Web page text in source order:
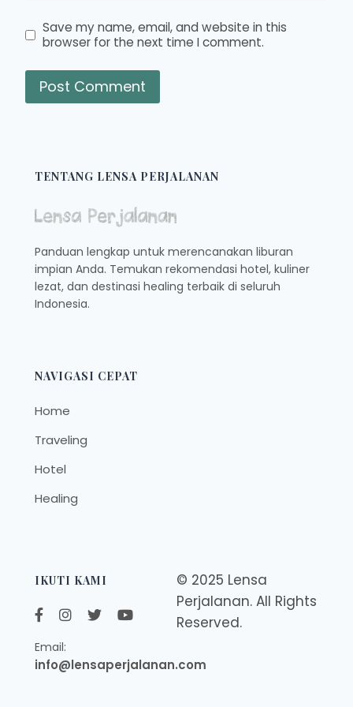
Save my name, email, and website in this
browser for the next time I comment.
TENTANG LENSA PERJALANAN
Panduan lengkap untuk merencanakan liburan
impian Anda. Temukan rekomendasi hotel, kuliner
lezat, dan destinasi healing terbaik di seluruh
Indonesia.
NAVIGASI CEPAT
Home
Traveling
Hotel
Healing
IKUTI KAMI
Email:
info@lensaperjalanan.com
© 2025 Lensa
Perjalanan. All Rights
Reserved.